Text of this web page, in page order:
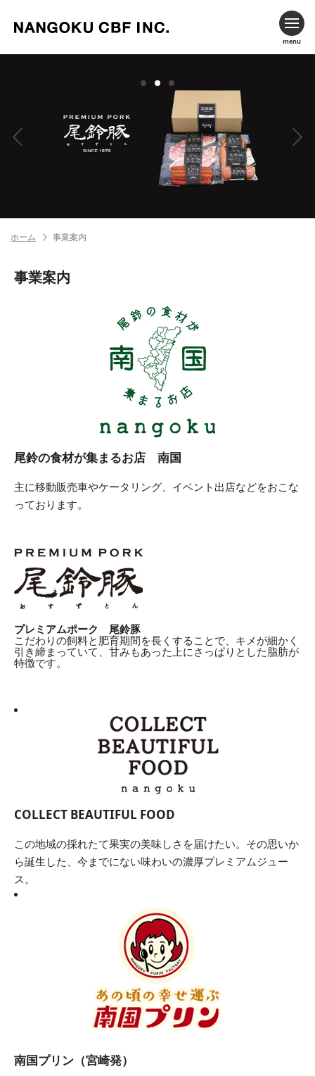
menu
ホーム 事業案内
事業案内
尾鈴の食材が集まるお店 南国
主に移動販売車やケータリング、イベント出店などをおこな
っております。
プレミアムポーク 尾鈴豚
こだわりの飼料と肥育期間を長くすることで、キメが細かく
引き締まっていて、甘みもあった上にさっぱりとした脂肪が
特徴です。
COLLECT BEAUTIFUL FOOD
この地域の採れたて果実の美味しさを届けたい。その思いか
ら誕生した、今までにない味わいの濃厚プレミアムジュー
ス。
南国プリン（宮崎発）